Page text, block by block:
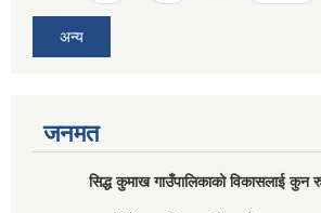
अन्य
जनमत
सिद्ध कुमाख गाउँपालिकाको विकासलाई कुन